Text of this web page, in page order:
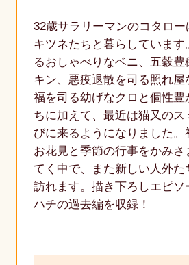
32歳サラリーマンのコタロー
キツネたちと暮らしています
るおしゃべりなベニ、五穀豊
キン、悪疫退散を司る照れ屋
福を司る幼げなクロと個性豊
ちに加えて、最近は猫又のス
びに来るようになりました。
お花見と季節の行事をかみさ
てく中で、また新しい人外
訪れます。描き下ろしエピソ
ハチの過去編を収録！